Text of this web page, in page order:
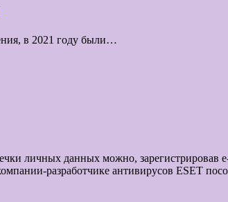
в 2021 году были…
личных данных можно, зарегистрировав
разработчике антивирусов ESET